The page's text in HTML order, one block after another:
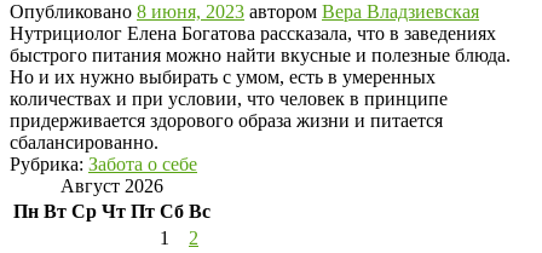
Опубликовано 8 июня, 2023 автором Вера Владзиевская
Нутрициолог Елена Богатова рассказала, что в заведениях
быстрого питания можно найти вкусные и полезные блюда.
Но и их нужно выбирать с умом, есть в умеренных
количествах и при условии, что человек в принципе
придерживается здорового образа жизни и питается
сбалансированно.
Рубрика: Забота о себе
Август 2026
Пн Вт Ср Чт Пт Сб Вс
1
2